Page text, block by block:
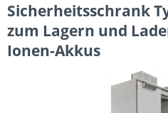
Sicherheitsschrank
zum Lagern und
Ionen-Akkus